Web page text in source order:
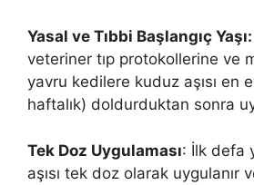
Yasal ve Tıbbi Başlangıç Yaşı:
veteriner tıp protokollerine ve
yavru kedilere kuduz aşısı en
haftalık) doldurduktan sonra
Tek Doz Uygulaması: İlk defa
aşısı tek doz olarak uygulanır